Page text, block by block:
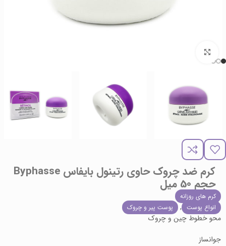
کرم ضد چروک حاوی رتینول بایفاس Byphasse
حجم 50 میل
کرم های روزانه
انواع پوست , پوست پیر و چروک
محو خطوط چین و چروک
جوانساز